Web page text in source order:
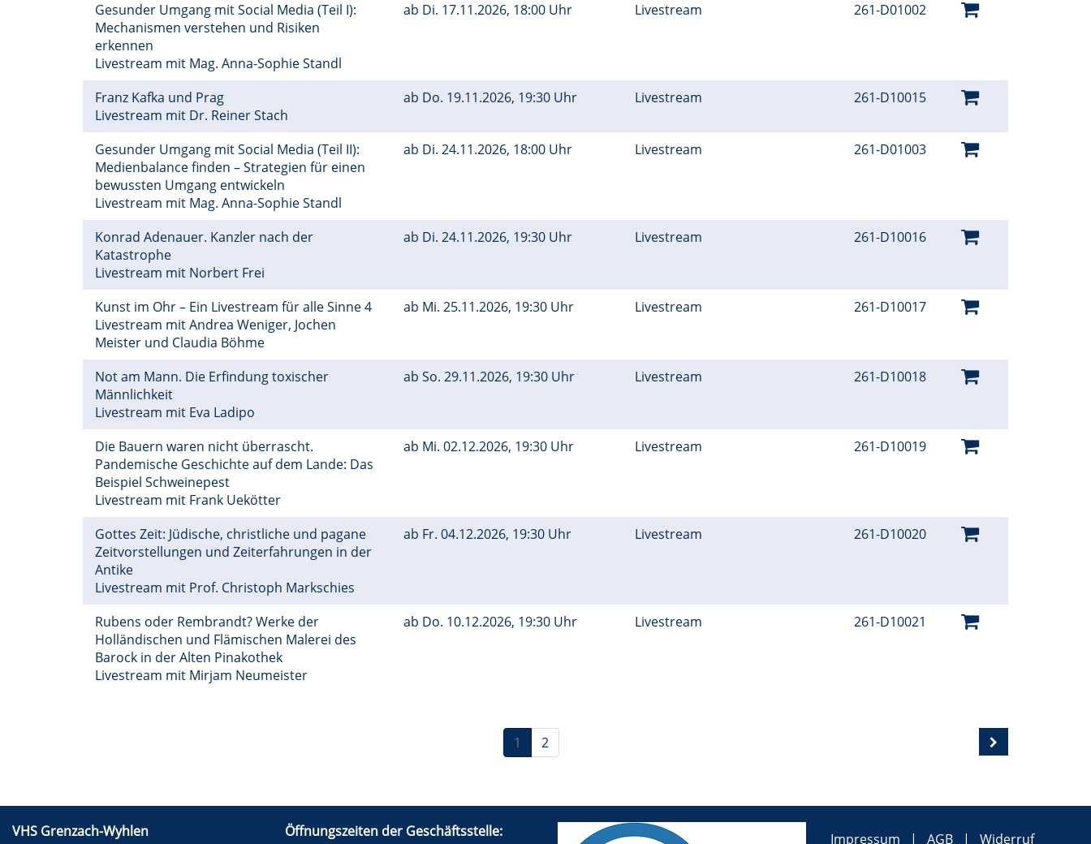
Gesunder Umgang mit Social Media (Teil I):
Mechanismen verstehen und Risiken
erkennen
Livestream mit Mag. Anna-Sophie Standl
ab Di. 17.11.2026, 18:00 Uhr Livestream 261-D01002
Franz Kafka und Prag
Livestream mit Dr. Reiner Stach
ab Do. 19.11.2026, 19:30 Uhr Livestream 261-D10015
Gesunder Umgang mit Social Media (Teil II):
Medienbalance finden – Strategien für einen
bewussten Umgang entwickeln
Livestream mit Mag. Anna-Sophie Standl
ab Di. 24.11.2026, 18:00 Uhr Livestream 261-D01003
Konrad Adenauer. Kanzler nach der
Katastrophe
Livestream mit Norbert Frei
ab Di. 24.11.2026, 19:30 Uhr Livestream 261-D10016
Kunst im Ohr – Ein Livestream für alle Sinne 4
Livestream mit Andrea Weniger, Jochen
Meister und Claudia Böhme
ab Mi. 25.11.2026, 19:30 Uhr Livestream 261-D10017
Not am Mann. Die Erfindung toxischer
Männlichkeit
Livestream mit Eva Ladipo
ab So. 29.11.2026, 19:30 Uhr Livestream 261-D10018
Die Bauern waren nicht überrascht.
Pandemische Geschichte auf dem Lande: Das
Beispiel Schweinepest
Livestream mit Frank Uekötter
ab Mi. 02.12.2026, 19:30 Uhr Livestream 261-D10019
Gottes Zeit: Jüdische, christliche und pagane
Zeitvorstellungen und Zeiterfahrungen in der
Antike
Livestream mit Prof. Christoph Markschies
ab Fr. 04.12.2026, 19:30 Uhr Livestream 261-D10020
Rubens oder Rembrandt? Werke der
Holländischen und Flämischen Malerei des
Barock in der Alten Pinakothek
Livestream mit Mirjam Neumeister
ab Do. 10.12.2026, 19:30 Uhr Livestream 261-D10021
1 2
VHS Grenzach-Wyhlen Öffnungszeiten der Geschäftsstelle: Impressum AGB Widerruf